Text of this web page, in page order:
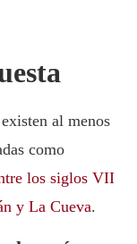
al menos
como
los siglos VII
y La Cueva.